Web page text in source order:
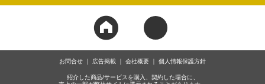
お問合せ 広告掲載 会社概要 個人情報保護方針
紹介した商品/サービスを購入、契約した場合に、